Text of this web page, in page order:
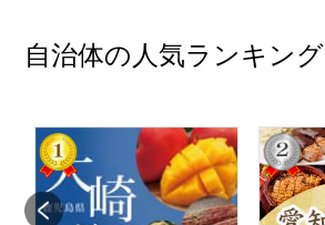
自治体の人気ランキング